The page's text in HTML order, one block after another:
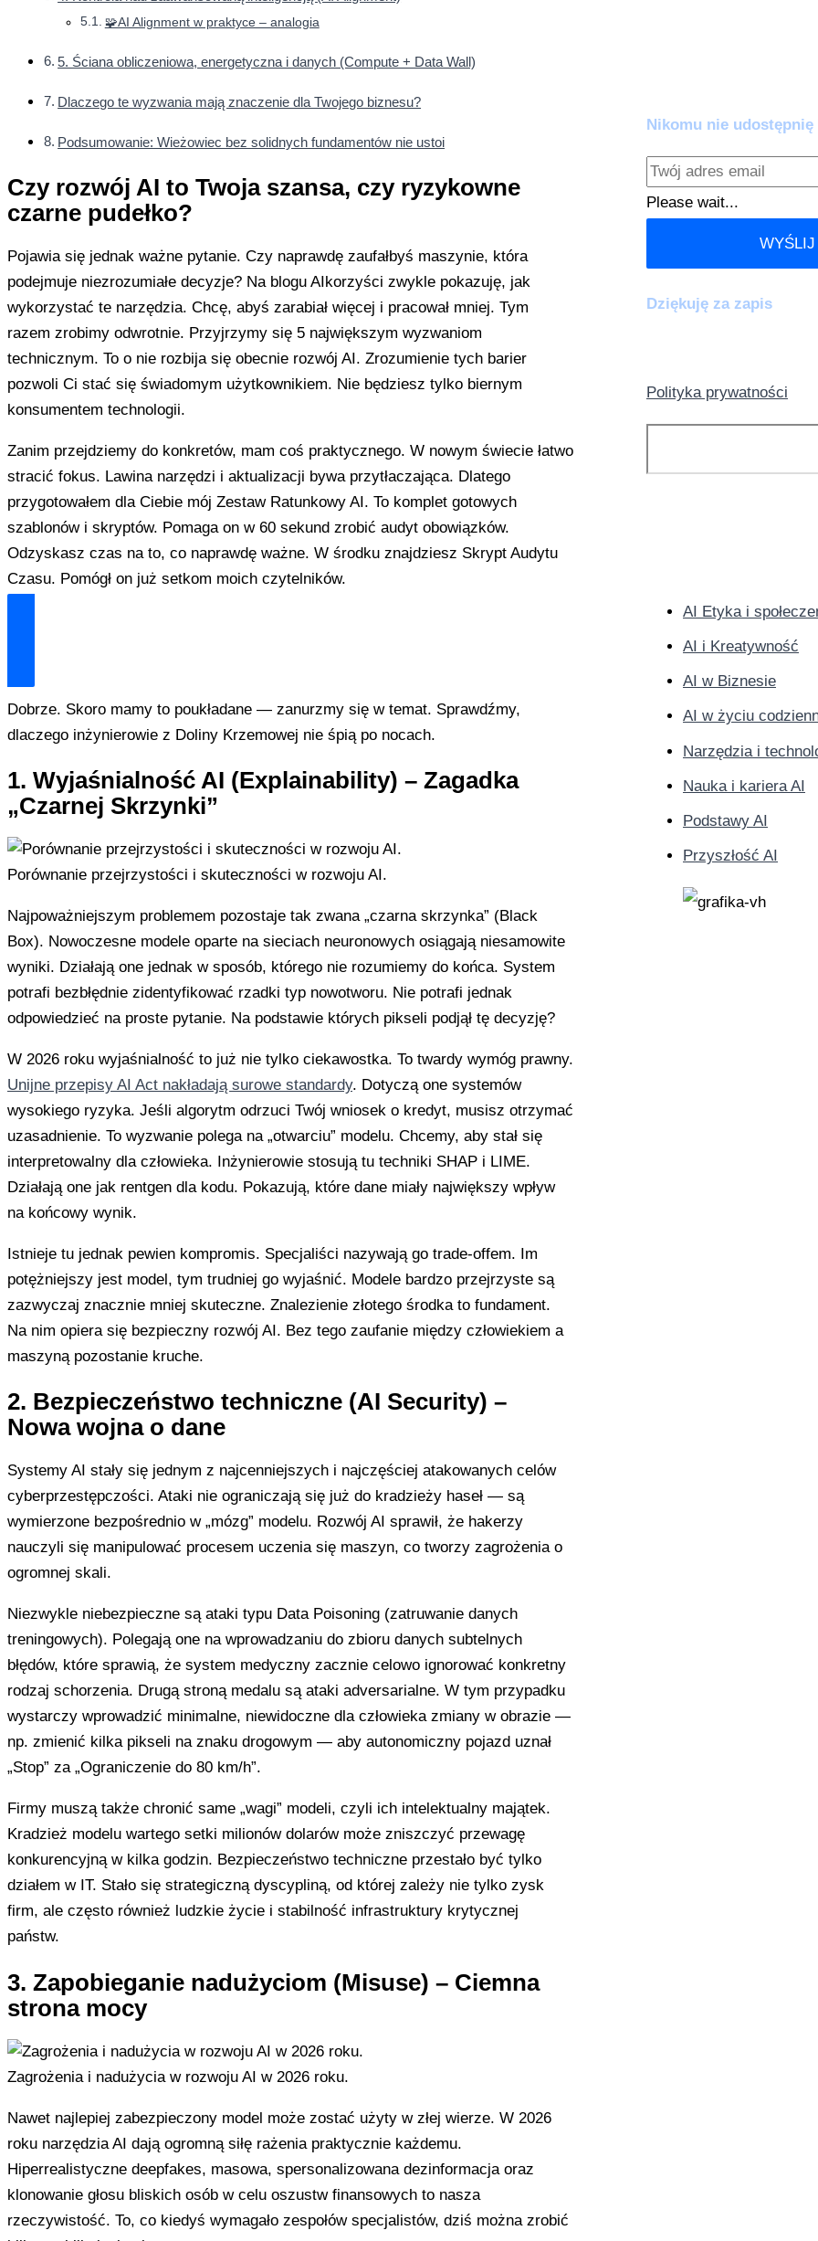
🧩AI Alignment w praktyce – analogia
5. Ściana obliczeniowa, energetyczna i danych (Compute + Data Wall)
Dlaczego te wyzwania mają znaczenie dla Twojego biznesu?
Podsumowanie: Wieżowiec bez solidnych fundamentów nie ustoi
Czy rozwój AI to Twoja szansa, czy ryzykowne
czarne pudełko?
Pojawia się jednak ważne pytanie. Czy naprawdę zaufałbyś maszynie, która
podejmuje niezrozumiałe decyzje? Na blogu AIkorzyści zwykle pokazuję, jak
wykorzystać te narzędzia. Chcę, abyś zarabiał więcej i pracował mniej. Tym
razem zrobimy odwrotnie. Przyjrzymy się 5 największym wyzwaniom
technicznym. To o nie rozbija się obecnie rozwój AI. Zrozumienie tych barier
pozwoli Ci stać się świadomym użytkownikiem. Nie będziesz tylko biernym
konsumentem technologii.
Zanim przejdziemy do konkretów, mam coś praktycznego. W nowym świecie łatwo
stracić fokus. Lawina narzędzi i aktualizacji bywa przytłaczająca. Dlatego
przygotowałem dla Ciebie mój Zestaw Ratunkowy AI. To komplet gotowych
szablonów i skryptów. Pomaga on w 60 sekund zrobić audyt obowiązków.
Odzyskasz czas na to, co naprawdę ważne. W środku znajdziesz Skrypt Audytu
Czasu. Pomógł on już setkom moich czytelników.
Dobrze. Skoro mamy to poukładane — zanurzmy się w temat. Sprawdźmy,
dlaczego inżynierowie z Doliny Krzemowej nie śpią po nocach.
1. Wyjaśnialność AI (Explainability) – Zagadka
„Czarnej Skrzynki”
Porównanie przejrzystości i skuteczności w rozwoju AI.
Najpoważniejszym problemem pozostaje tak zwana „czarna skrzynka” (Black
Box). Nowoczesne modele oparte na sieciach neuronowych osiągają niesamowite
wyniki. Działają one jednak w sposób, którego nie rozumiemy do końca. System
potrafi bezbłędnie zidentyfikować rzadki typ nowotworu. Nie potrafi jednak
odpowiedzieć na proste pytanie. Na podstawie których pikseli podjął tę decyzję?
W 2026 roku wyjaśnialność to już nie tylko ciekawostka. To twardy wymóg prawny.
Unijne przepisy AI Act nakładają surowe standardy. Dotyczą one systemów
wysokiego ryzyka. Jeśli algorytm odrzuci Twój wniosek o kredyt, musisz otrzymać
uzasadnienie. To wyzwanie polega na „otwarciu” modelu. Chcemy, aby stał się
interpretowalny dla człowieka. Inżynierowie stosują tu techniki SHAP i LIME.
Działają one jak rentgen dla kodu. Pokazują, które dane miały największy wpływ
na końcowy wynik.
Istnieje tu jednak pewien kompromis. Specjaliści nazywają go trade-offem. Im
potężniejszy jest model, tym trudniej go wyjaśnić. Modele bardzo przejrzyste są
zazwyczaj znacznie mniej skuteczne. Znalezienie złotego środka to fundament.
Na nim opiera się bezpieczny rozwój AI. Bez tego zaufanie między człowiekiem a
maszyną pozostanie kruche.
2. Bezpieczeństwo techniczne (AI Security) –
Nowa wojna o dane
Systemy AI stały się jednym z najcenniejszych i najczęściej atakowanych celów
cyberprzestępczości. Ataki nie ograniczają się już do kradzieży haseł — są
wymierzone bezpośrednio w „mózg” modelu. Rozwój AI sprawił, że hakerzy
nauczyli się manipulować procesem uczenia się maszyn, co tworzy zagrożenia o
ogromnej skali.
Niezwykle niebezpieczne są ataki typu Data Poisoning (zatruwanie danych
treningowych). Polegają one na wprowadzaniu do zbioru danych subtelnych
błędów, które sprawią, że system medyczny zacznie celowo ignorować konkretny
rodzaj schorzenia. Drugą stroną medalu są ataki adversarialne. W tym przypadku
wystarczy wprowadzić minimalne, niewidoczne dla człowieka zmiany w obrazie —
np. zmienić kilka pikseli na znaku drogowym — aby autonomiczny pojazd uznał
„Stop” za „Ograniczenie do 80 km/h”.
Firmy muszą także chronić same „wagi” modeli, czyli ich intelektualny majątek.
Kradzież modelu wartego setki milionów dolarów może zniszczyć przewagę
konkurencyjną w kilka godzin. Bezpieczeństwo techniczne przestało być tylko
działem w IT. Stało się strategiczną dyscypliną, od której zależy nie tylko zysk
firm, ale często również ludzkie życie i stabilność infrastruktury krytycznej
państw.
3. Zapobieganie nadużyciom (Misuse) – Ciemna
strona mocy
Zagrożenia i nadużycia w rozwoju AI w 2026 roku.
Nawet najlepiej zabezpieczony model może zostać użyty w złej wierze. W 2026
roku narzędzia AI dają ogromną siłę rażenia praktycznie każdemu.
Hiperrealistyczne deepfakes, masowa, spersonalizowana dezinformacja oraz
klonowanie głosu bliskich osób w celu oszustw finansowych to nasza
rzeczywistość. To, co kiedyś wymagało zespołów specjalistów, dziś można zrobić
Nikomu nie
Please wait...
Dziękuję za zapis
Polityka prywatności
AI Etyka i
AI i Kreatywność
AI w Biznesie
AI w życiu
Narzędzia i
Nauka i kariera AI
Podstawy AI
Przyszłość AI